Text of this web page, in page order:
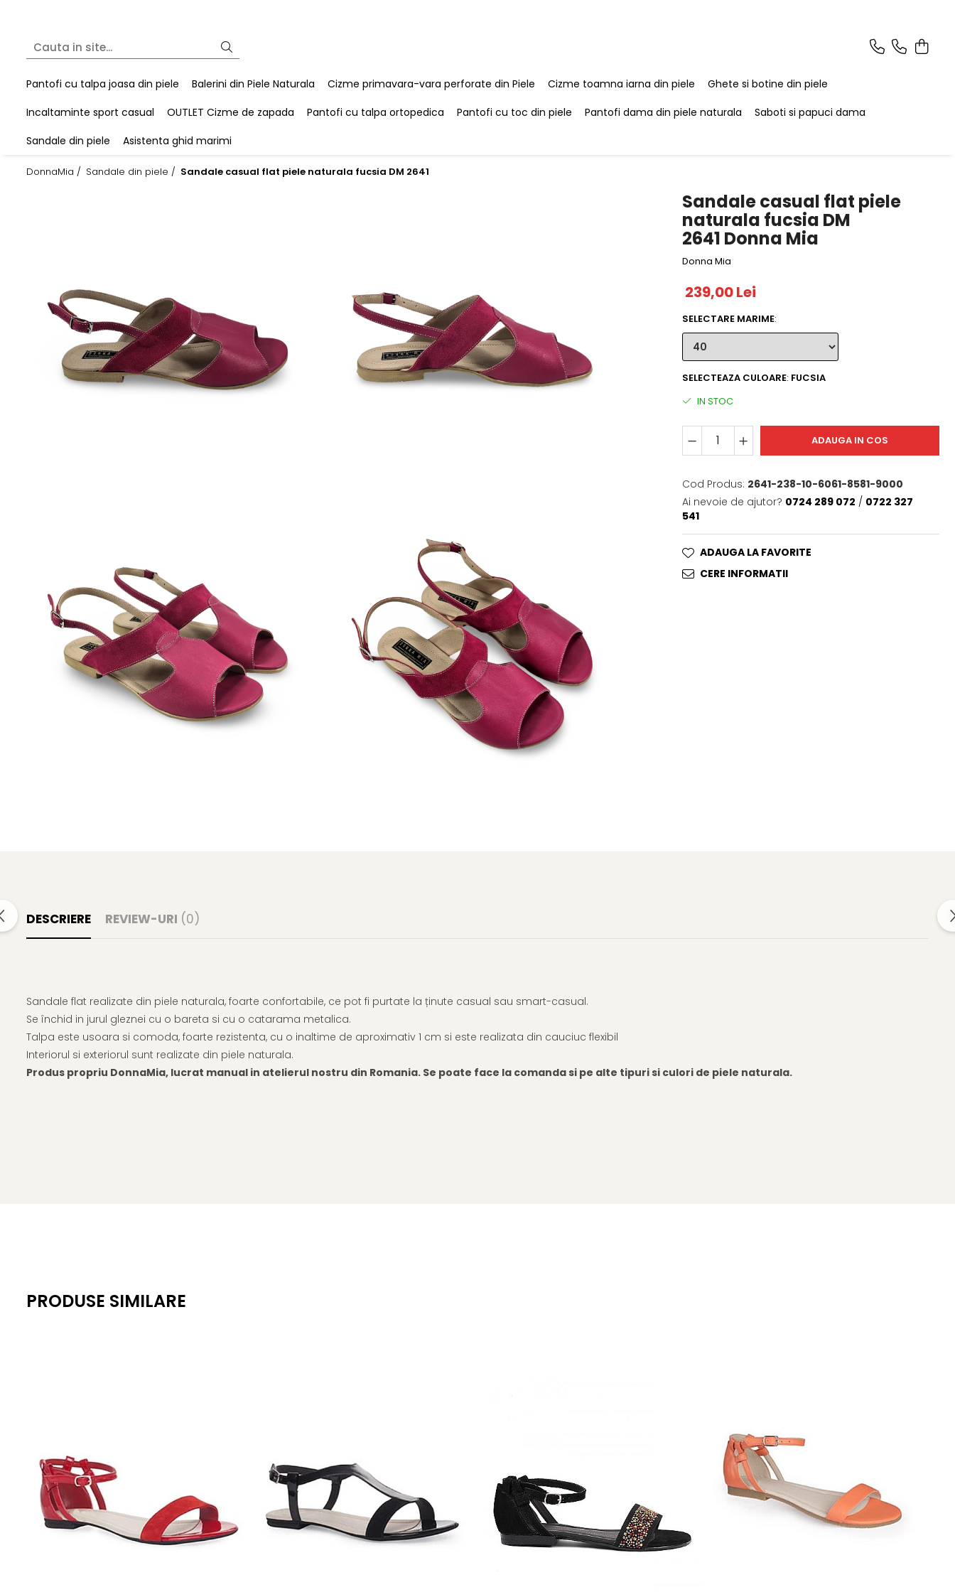
Pantofi cu talpa joasa din piele Balerini din Piele Naturala Cizme primavara-vara perforate din Piele Cizme toamna iarna din piele
Ghete si botine din piele
Incaltaminte sport casual
OUTLET Cizme de zapada Pantofi cu talpa ortopedica Pantofi cu toc din piele Pantofi dama din piele naturala
Saboti si papuci dama
Sandale din piele
Asistenta ghid marimi
DonnaMia / Sandale din piele / Sandale casual flat piele naturala fucsia DM 2641
Sandale casual flat piele
naturala fucsia DM
2641 Donna Mia
Donna Mia
239,00 Lei
SELECTARE MARIME:
SELECTEAZA CULOARE: FUCSIA
IN STOC
ADAUGA IN COS
Cod Produs: 2641-238-10-6061-8581-9000
Ai nevoie de ajutor? 0724 289 072 / 0722 327
541
ADAUGA LA FAVORITE
CERE INFORMATII
DESCRIERE REVIEW-URI (0)
Sandale flat realizate din piele naturala, foarte confortabile, ce pot fi purtate la ținute casual sau smart-casual.
Se închid in jurul gleznei cu o bareta si cu o catarama metalica.
Talpa este usoara si comoda, foarte rezistenta, cu o inaltime de aproximativ 1 cm si este realizata din cauciuc flexibil
Interiorul si exteriorul sunt realizate din piele naturala.
Produs propriu DonnaMia, lucrat manual in atelierul nostru din Romania. Se poate face la comanda si pe alte tipuri si culori de piele naturala.
PRODUSE SIMILARE